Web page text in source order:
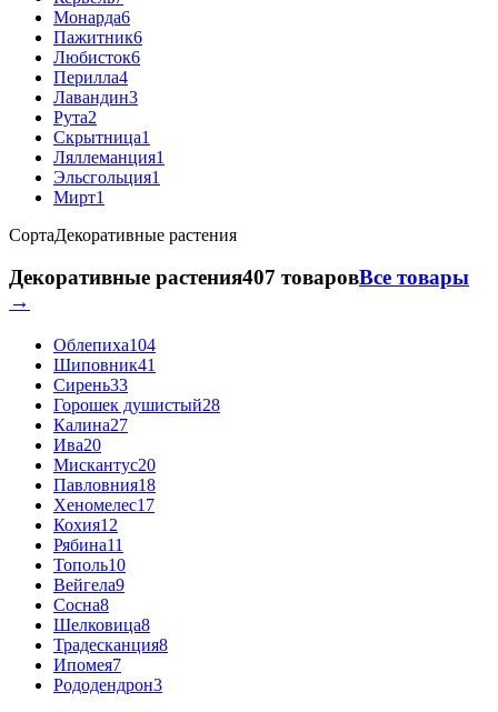
Монарда6
Пажитник6
Любисток6
Перилла4
Лавандин3
Рута2
Скрытница1
Ляллеманция1
Эльсгольция1
Мирт1
СортаДекоративные растения
Декоративные растения407 товаровВсе товары
→
Облепиха104
Шиповник41
Сирень33
Горошек душистый28
Калина27
Ива20
Мискантус20
Павловния18
Хеномелес17
Кохия12
Рябина11
Тополь10
Вейгела9
Сосна8
Шелковица8
Традесканция8
Ипомея7
Рододендрон3